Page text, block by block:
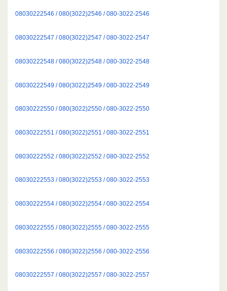
08030222546 / 080(3022)2546 / 080-3022-2546
08030222547 / 080(3022)2547 / 080-3022-2547
08030222548 / 080(3022)2548 / 080-3022-2548
08030222549 / 080(3022)2549 / 080-3022-2549
08030222550 / 080(3022)2550 / 080-3022-2550
08030222551 / 080(3022)2551 / 080-3022-2551
08030222552 / 080(3022)2552 / 080-3022-2552
08030222553 / 080(3022)2553 / 080-3022-2553
08030222554 / 080(3022)2554 / 080-3022-2554
08030222555 / 080(3022)2555 / 080-3022-2555
08030222556 / 080(3022)2556 / 080-3022-2556
08030222557 / 080(3022)2557 / 080-3022-2557